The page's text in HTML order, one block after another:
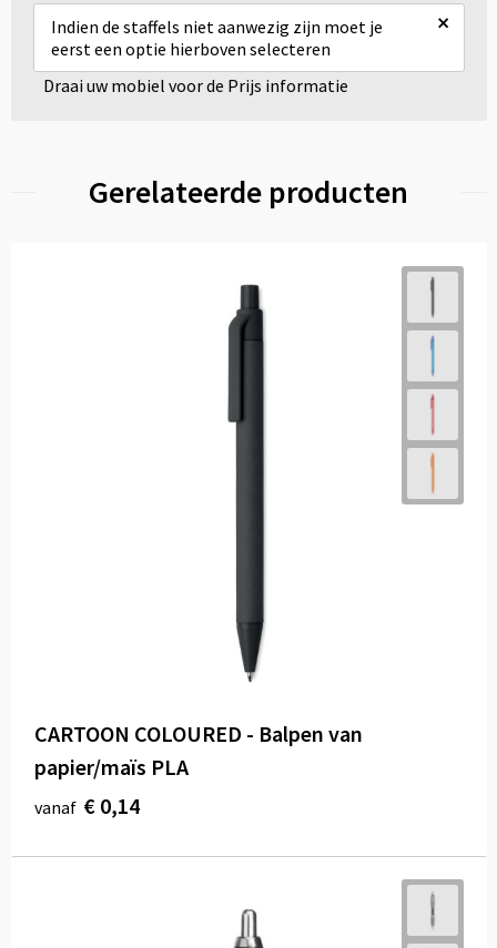
Indien de staffels niet aanwezig zijn moet je
eerst een optie hierboven selecteren
×
Draai uw mobiel voor de Prijs informatie
Gerelateerde producten
CARTOON COLOURED - Balpen van
papier/maïs PLA
vanaf € 0,14